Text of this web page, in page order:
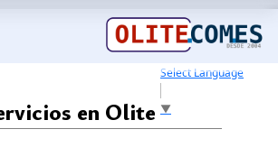
Select Language
▼
en Olite